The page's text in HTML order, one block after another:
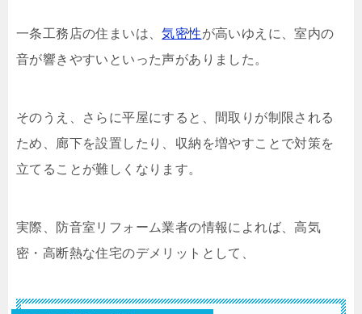
一条工務店の住まいは、気密性が高いゆえに、室内の
音が響きやすいといった声がありました。
そのうえ、さらに平屋にすると、間取りが制限される
ため、廊下を設置したり、収納を増やすことで対策を
立てることが難しくなります。
実際、防音室リフォーム業者の情報によれば、高気
密・高断熱な住宅のデメリットとして、